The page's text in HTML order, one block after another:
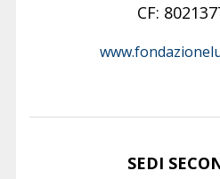
CF:
SEDI